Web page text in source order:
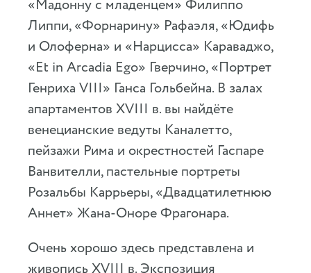
«Мадонну с младенцем» Филиппо
Липпи, «Форнарину» Рафаэля, «Юдифь
и Олоферна» и «Нарцисса» Караваджо,
«Et in Arcadia Ego» Гверчино, «Портрет
Генриха VIII» Ганса Гольбейна. В залах
апартаментов XVIII в. вы найдёте
венецианские ведуты Каналетто,
пейзажи Рима и окрестностей Гаспаре
Ванвителли, пастельные портреты
Розальбы Каррьеры, «Двадцатилетнюю
Аннет» Жана-Оноре Фрагонара.
Очень хорошо здесь представлена и